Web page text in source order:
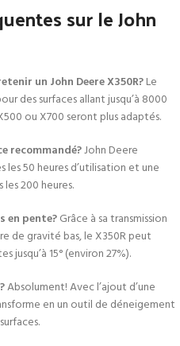
sur le John
un John Deere X350R?Le
des surfaces allant jusqu’à 8000
ou X700 seront plus adaptés.
recommandé?John Deere
50 heures d’utilisation et une
200 heures.
en pente?Grâce à sa transmission
de gravité bas, le X350R peut
jusqu’à 15° (environ 27%).
Absolument! Avec l’ajout d’une
en un outil de déneigement